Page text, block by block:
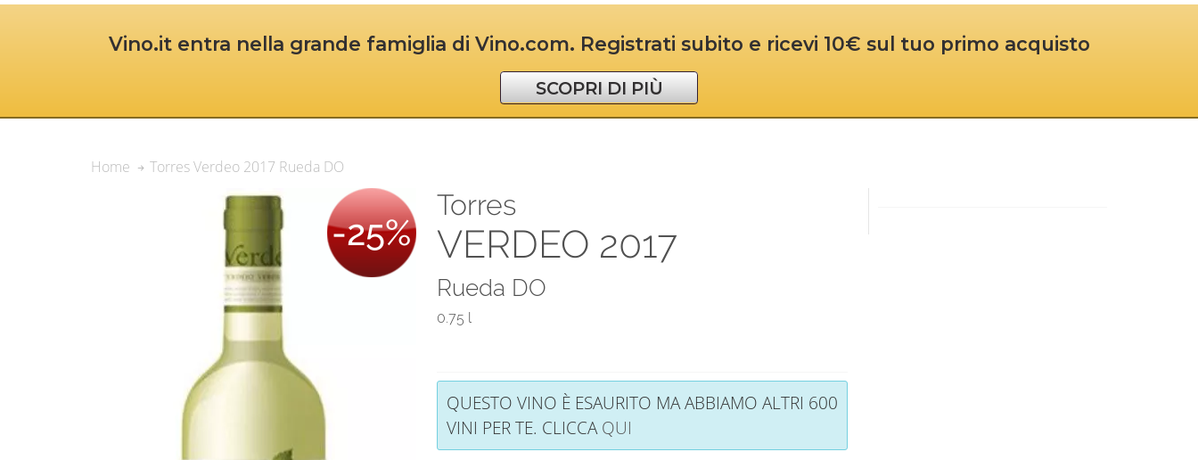
Vino.it entra nella grande famiglia di Vino.com. Registrati subito e ricevi 10€ sul tuo primo acquisto
SCOPRI DI PIÙ
Home Torres Verdeo 2017 Rueda DO
-25%
Torres
VERDEO 2017
Rueda DO
0.75 l
QUESTO VINO È ESAURITO MA ABBIAMO ALTRI 600
VINI PER TE. CLICCAQUI